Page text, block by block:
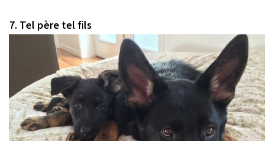
7. Tel père tel fils